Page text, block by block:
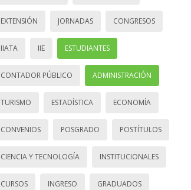
EXTENSIÓN JORNADAS CONGRESOS
IIATA IIE ESTUDIANTES
CONTADOR PÚBLICO ADMINISTRACIÓN
TURISMO ESTADÍSTICA ECONOMÍA
CONVENIOS POSGRADO POSTÍTULOS
CIENCIA Y TECNOLOGÍA INSTITUCIONALES
CURSOS INGRESO GRADUADOS